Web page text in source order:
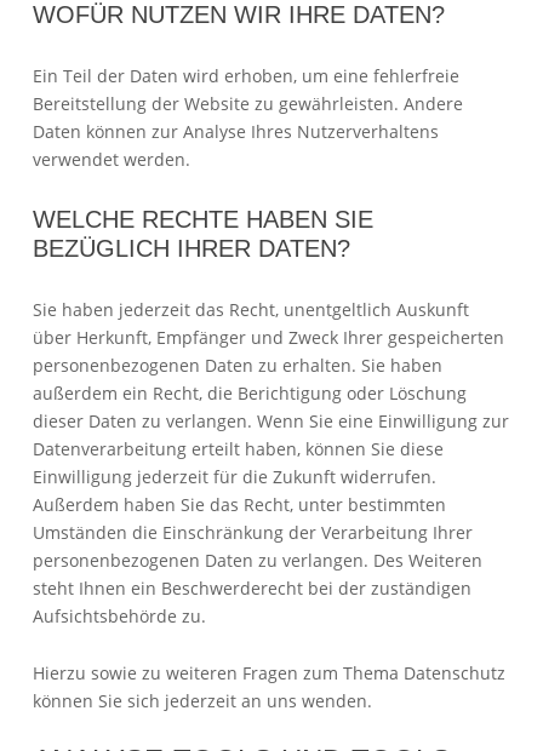
WOFÜR NUTZEN WIR IHRE DATEN?
Ein Teil der Daten wird erhoben, um eine fehlerfreie
Bereitstellung der Website zu gewährleisten. Andere
Daten können zur Analyse Ihres Nutzerverhaltens
verwendet werden.
WELCHE RECHTE HABEN SIE
BEZÜGLICH IHRER DATEN?
Sie haben jederzeit das Recht, unentgeltlich Auskunft
über Herkunft, Empfänger und Zweck Ihrer gespeicherten
personenbezogenen Daten zu erhalten. Sie haben
außerdem ein Recht, die Berichtigung oder Löschung
dieser Daten zu verlangen. Wenn Sie eine Einwilligung zur
Datenverarbeitung erteilt haben, können Sie diese
Einwilligung jederzeit für die Zukunft widerrufen.
Außerdem haben Sie das Recht, unter bestimmten
Umständen die Einschränkung der Verarbeitung Ihrer
personenbezogenen Daten zu verlangen. Des Weiteren
steht Ihnen ein Beschwerderecht bei der zuständigen
Aufsichtsbehörde zu.
Hierzu sowie zu weiteren Fragen zum Thema Datenschutz
können Sie sich jederzeit an uns wenden.